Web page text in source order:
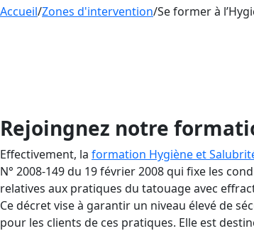
Accueil/Zones d'intervention/Se former à
Rejoingnez notre
Effectivement, la formation Hygiène et
N° 2008-149 du 19 février 2008 qui fixe les
relatives aux pratiques du tatouage avec
Ce décret vise à garantir un niveau élevé de
pour les clients de ces pratiques. Elle est